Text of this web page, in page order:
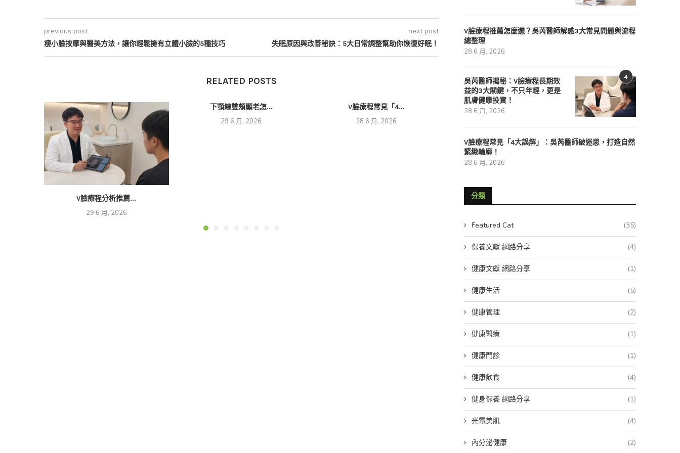
previous post
瘦小臉按摩與醫美方法，讓你輕鬆擁有立體小臉的5種技巧
next post
失眠原因與改善秘訣：5大日常調整幫助你恢復好眠！
RELATED POSTS
V臉療程分析推薦...
29 6 月, 2026
下顎線雙頰顯老怎...
29 6 月, 2026
V臉療程常見「4...
28 6 月, 2026
吳芮醫師揭密：V... V臉療程推薦怎麼...
V臉療程推薦怎麼選？吳芮醫師解惑3大常見問題與流程
總整理
28 6 月, 2026
4
吳芮醫師揭秘：V臉療程長期效
益的3大關鍵，不只年輕，更是
肌膚健康投資！
28 6 月, 2026
V臉療程常見「4大誤解」：吳芮醫師破迷思，打造自然
緊緻輪廓！
28 6 月, 2026
分類
Featured Cat (35)
保養文獻 網路分享 (4)
健康文獻 網路分享 (1)
健康生活 (5)
健康管理 (2)
健康醫療 (1)
健康門診 (1)
健康飲食 (4)
健身保養 網路分享 (1)
光電美肌 (4)
內分泌健康 (2)